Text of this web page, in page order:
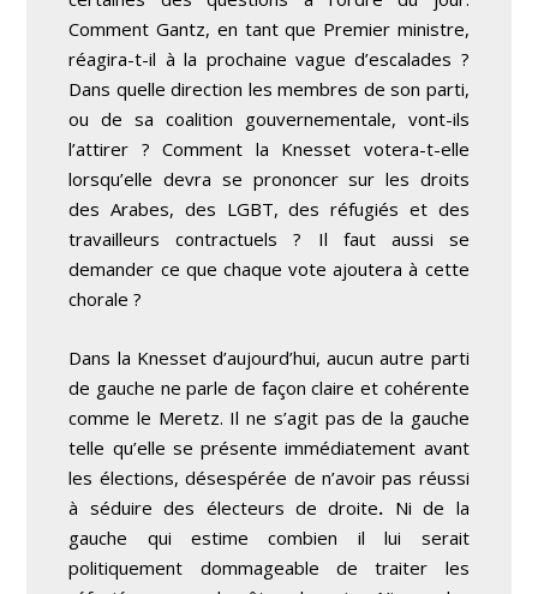
Comment Gantz, en tant que Premier ministre,
réagira-t-il à la prochaine vague d’escalades ?
Dans quelle direction les membres de son parti,
ou de sa coalition gouvernementale, vont-ils
l’attirer ? Comment la Knesset votera-t-elle
lorsqu’elle devra se prononcer sur les droits
des Arabes, des LGBT, des réfugiés et des
travailleurs contractuels ? Il faut aussi se
demander ce que chaque vote ajoutera à cette
chorale ?
Dans la Knesset d’aujourd’hui, aucun autre parti
de gauche ne parle de façon claire et cohérente
comme le Meretz. Il ne s’agit pas de la gauche
telle qu’elle se présente immédiatement avant
les élections, désespérée de n’avoir pas réussi
à séduire des électeurs de droite. Ni de la
gauche qui estime combien il lui serait
politiquement dommageable de traiter les